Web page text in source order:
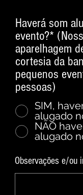
Haverá som
evento?*
aparelhagem
cortesia da
pequenos
pessoas)
SIM,
alugado
NÃO
alugado
Observações e/ou